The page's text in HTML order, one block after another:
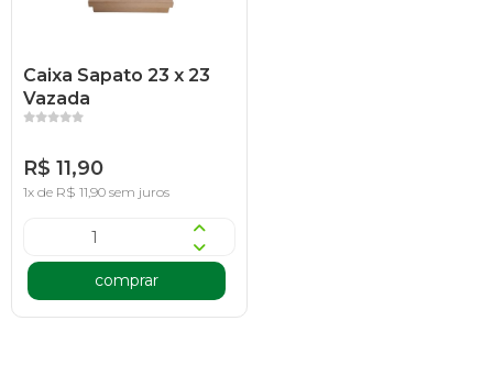
Caixa Sapato 23 x 23
Vazada
R$ 11,90
1x de R$ 11,90 sem juros
comprar